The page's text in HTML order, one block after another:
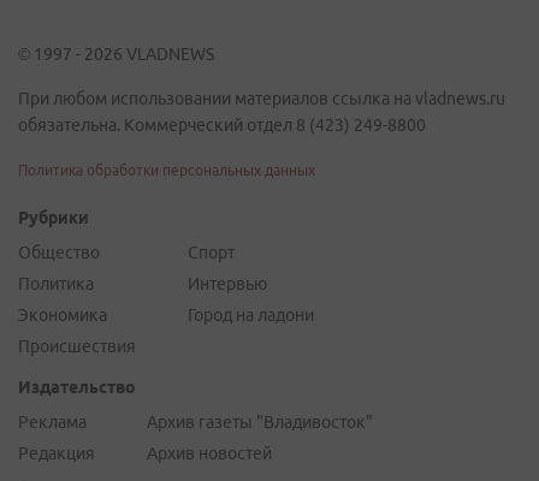
© 1997 - 2026 VLADNEWS
При любом использовании материалов ссылка на vladnews.ru
обязательна. Коммерческий отдел 8 (423) 249-8800
Политика обработки персональных данных
Рубрики
Общество
Политика
Экономика
Происшествия
Спорт
Интервью
Город на ладони
Издательство
Реклама
Редакция
Архив газеты "Владивосток"
Архив новостей